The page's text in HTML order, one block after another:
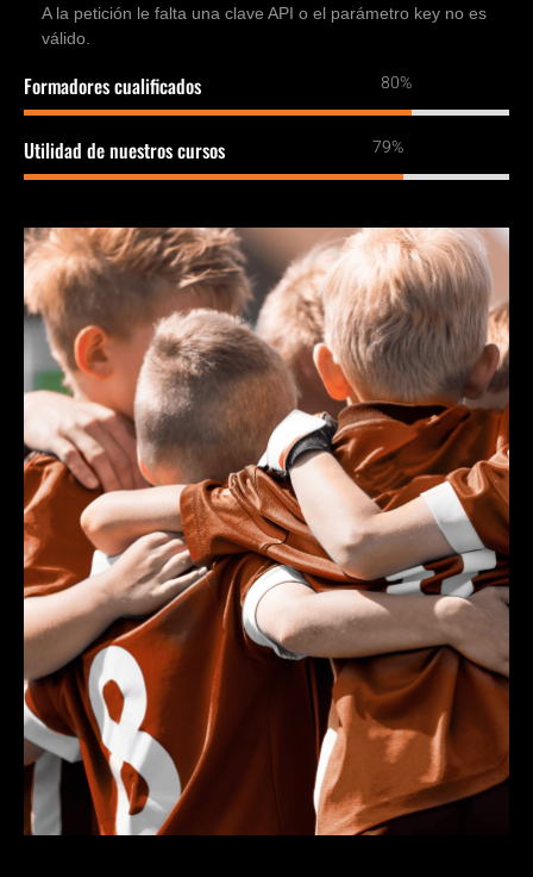
A la petición le falta una clave API o el parámetro key no es
válido.
Formadores cualificados
Utilidad de nuestros cursos